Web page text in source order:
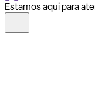
Estamos aqui para